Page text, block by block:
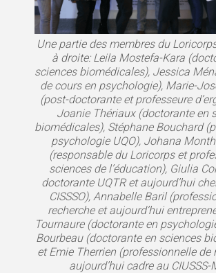
Une partie des membres du
à droite: Leila Mostefa-Kara
sciences biomédicales), Jessica
de cours en psychologie), Marie-
(post-doctorante et professeure
Joanie Thériaux (doctorante en
biomédicales), Stéphane Bouchard
psychologie UQO), Johana
(responsable du Loricorps et
sciences de l’éducation), Giulia
doctorante UQTR et aujourd’hui
CISSSO), Annabelle Baril
recherche et aujourd’hui
Tournaure (doctorante en
Bourbeau (doctorante en sciences
et Emie Therrien (professionnelle de
aujourd’hui cadre au CIUSSS-